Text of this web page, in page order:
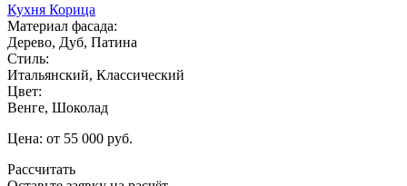
Кухня Корица
Материал фасада:
Дерево, Дуб, Патина
Стиль:
Итальянский, Классический
Цвет:
Венге, Шоколад
Цена: от 55 000 руб.
Рассчитать